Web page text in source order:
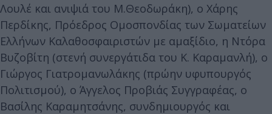
Λουλέ και ανιψιά του Μ.Θεοδωράκη), ο Χάρης
Περδίκης, Πρόεδρος Ομοσπονδίας των Σωματείων
Ελλήνων Καλαθοσφαιριστών με αμαξίδιο, η Ντόρα
Βυζοβίτη (στενή συνεργάτιδα του Κ. Καραμανλή), ο
Γιώργος Γιατρομανωλάκης (πρώην υφυπουργός
Πολιτισμού), ο Άγγελος Προβιάς Συγγραφέας, ο
Βασίλης Καραμητσάνης, συνδημιουργός και